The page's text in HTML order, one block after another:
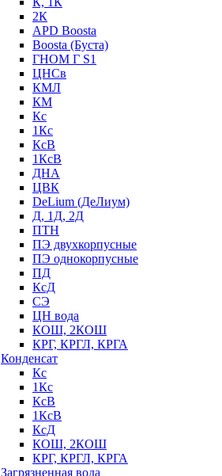
2К
APD Boosta
Boosta (Буста)
ГНОМ Г S1
ЦНСв
КМЛ
КМ
Кс
1Кс
КсВ
1КсВ
ДНА
ЦВК
DeLium (ДеЛиум)
Д, 1Д, 2Д
ПТН
ПЭ двухкорпусные
ПЭ однокорпусные
ПД
КсД
СЭ
ЦН вода
КОШ, 2КОШ
КРГ, КРГЛ, КРГА
Конденсат
Кс
1Кс
КсВ
1КсВ
КсД
КОШ, 2КОШ
КРГ, КРГЛ, КРГА
Загрязненная вода